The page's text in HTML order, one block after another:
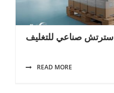
استرتش صناعي للتغليف
READ MORE